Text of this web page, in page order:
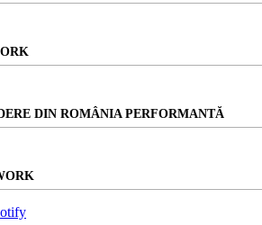
DIN ROMÂNIA PERFORMANTĂ